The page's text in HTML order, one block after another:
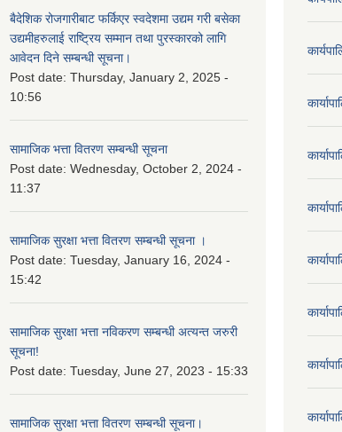
बैदेशिक रोजगारीबाट फर्किएर स्वदेशमा उद्यम गरी बसेका
उद्यमीहरुलाई राष्‍ट्रिय सम्मान तथा पुरस्कारको लागि
आवेदन दिने सम्बन्धी सूचना।
Post date: Thursday, January 2, 2025 -
10:56
सामाजिक भत्ता वितरण सम्बन्धी सूचना
Post date: Wednesday, October 2, 2024 -
11:37
सामाजिक सुरक्षा भत्ता वितरण सम्बन्धी सूचना ।
Post date: Tuesday, January 16, 2024 -
15:42
सामाजिक सुरक्षा भत्ता नविकरण सम्बन्धी अत्यन्त जरुरी
सूचना!
Post date: Tuesday, June 27, 2023 - 15:33
सामाजिक सुरक्षा भत्ता वितरण सम्बन्धी सूचना।